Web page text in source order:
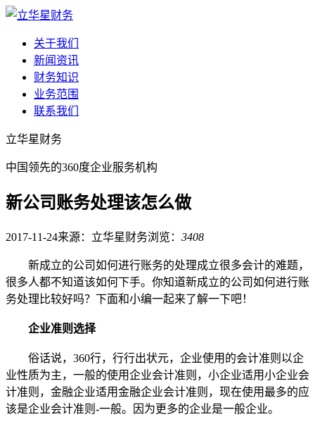
关于我们
新闻资讯
财务知识
业务范围
联系我们
立华星财务
中国领先的360度企业服务机构
新公司账务处理该怎么做
2017-11-24来源：立华星财务浏览： 3408
新成立的公司如何进行账务的处理成立很多会计的难题，
很多人都不知道该如何下手。你知道新成立的公司如何进行账
务处理比较好吗？下面和小编一起来了解一下吧！
企业准则选择
俗话说，360行，行行出状元，企业使用的会计准则以企
业性质为主，一般的使用企业会计准则，小企业适用小企业会
计准则，金融企业适用金融企业会计准则，现在使用最多的应
该是企业会计准则-一般。因为更多的企业是一般企业。